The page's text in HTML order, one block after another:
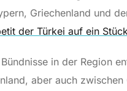
Griechenland und
der Türkei auf ein
in der Region
aber auch